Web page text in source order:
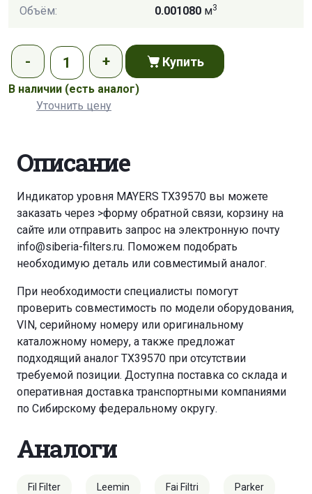
Объём: 0.001080 м3
Купить
В наличии (есть аналог)
Уточнить цену
Описание
Индикатор уровня MAYERS TX39570 вы можете
заказать через >форму обратной связи, корзину на
сайте или отправить запрос на электронную почту
info@siberia-filters.ru. Поможем подобрать
необходимую деталь или совместимый аналог.
При необходимости специалисты помогут
проверить совместимость по модели оборудования,
VIN, серийному номеру или оригинальному
каталожному номеру, а также предложат
подходящий аналог TX39570 при отсутствии
требуемой позиции. Доступна поставка со склада и
оперативная доставка транспортными компаниями
по Сибирскому федеральному округу.
Аналоги
Fil Filter Leemin Fai Filtri Parker